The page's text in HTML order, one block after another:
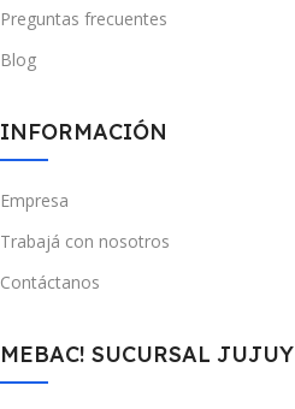
Preguntas frecuentes
Blog
INFORMACIÓN
Empresa
Trabajá con nosotros
Contáctanos
MEBAC! SUCURSAL JUJUY